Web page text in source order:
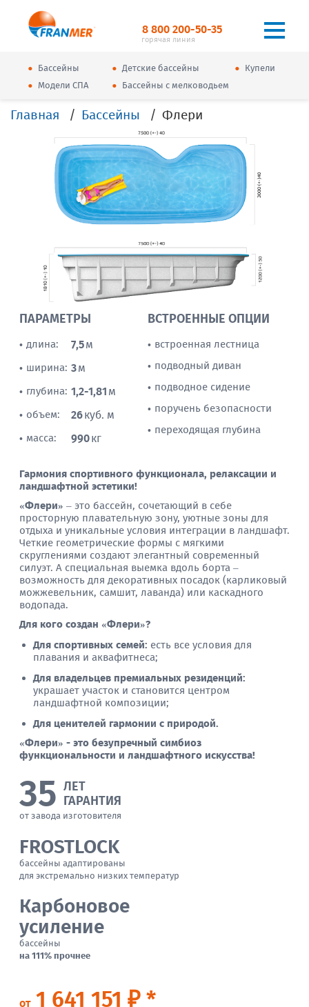
8 800 200-50-35
горячая линия
• Бассейны • Детские бассейны • Купели
• Модели СПА • Бассейны с мелководьем
Главная Бассейны Флери
ПАРАМЕТРЫ
• длина: 7,5м
• ширина: 3м
• глубина: 1,2-1,81 м
• объем: 26куб. м
• масса: 990кг
ВСТРОЕННЫЕ ОПЦИИ
• встроенная лестница
• подводный диван
• подводное сидение
• поручень безопасности
• переходящая глубина
Гармония спортивного функционала, релаксации и
ландшафтной эстетики!
«Флери» – это бассейн, сочетающий в себе
просторную плавательную зону, уютные зоны для
отдыха и уникальные условия интеграции в ландшафт.
Четкие геометрические формы с мягкими
скруглениями создают элегантный современный
силуэт. А специальная выемка вдоль борта –
возможность для декоративных посадок (карликовый
можжевельник, самшит, лаванда) или каскадного
водопада.
Для кого создан «Флери»?
Для спортивных семей: есть все условия для
плавания и аквафитнеса;
Для владельцев премиальных резиденций:
украшает участок и становится центром
ландшафтной композиции;
Для ценителей гармонии с природой.
«Флери» - это безупречный симбиоз
функциональности и ландшафтного искусства!
35 ЛЕТ
ГАРАНТИЯ
от завода изготовителя
FROSTLOCK
бассейны адаптированы
для экстремально низких температур
Карбоновое
усиление
бассейны
на 111% прочнее
от1 641 151 ₽ *